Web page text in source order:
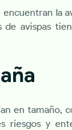
la
avispas
en
riesgos y